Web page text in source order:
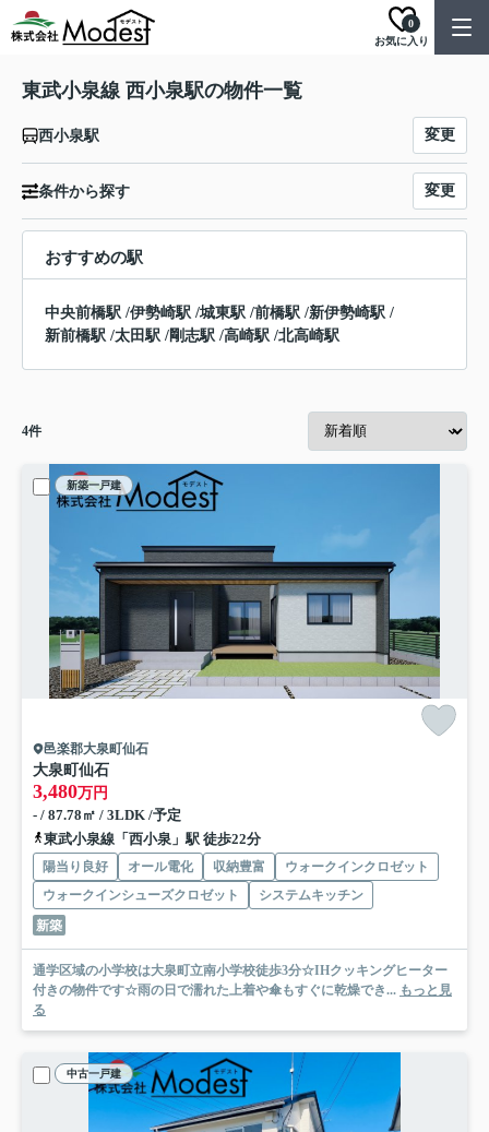
お気に入り
0
東武小泉線 西小泉駅の物件一覧
西小泉駅 変更
条件から探す 変更
おすすめの駅
中央前橋駅 /伊勢崎駅 /城東駅 /前橋駅 /新伊勢崎駅 /
新前橋駅 /太田駅 /剛志駅 /高崎駅 /北高崎駅
4件
新築一戸建
邑楽郡大泉町仙石
大泉町仙石
3,480万円
- / 87.78㎡ / 3LDK /予定
東武小泉線「西小泉」駅 徒歩22分
陽当り良好 オール電化 収納豊富
ウォークインクロゼット
ウォークインシューズクロゼット
システムキッチン
新築
通学区域の小学校は大泉町立南小学校徒歩3分☆IHクッキングヒーター
付きの物件です☆雨の日で濡れた上着や傘もすぐに乾燥でき... もっと見
る
中古一戸建